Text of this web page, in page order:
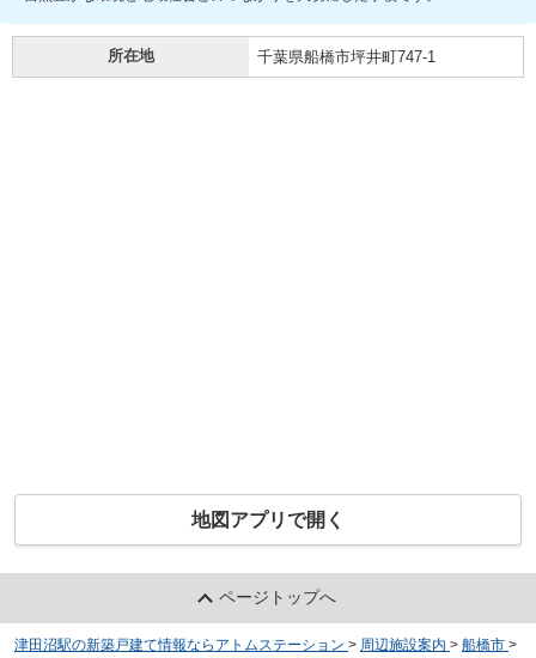
所在地 千葉県船橋市坪井町747-1
地図アプリで開く
ページトップへ
津田沼駅の新築戸建て情報ならアトムステーション > 周辺施設案内 > 船橋市 >